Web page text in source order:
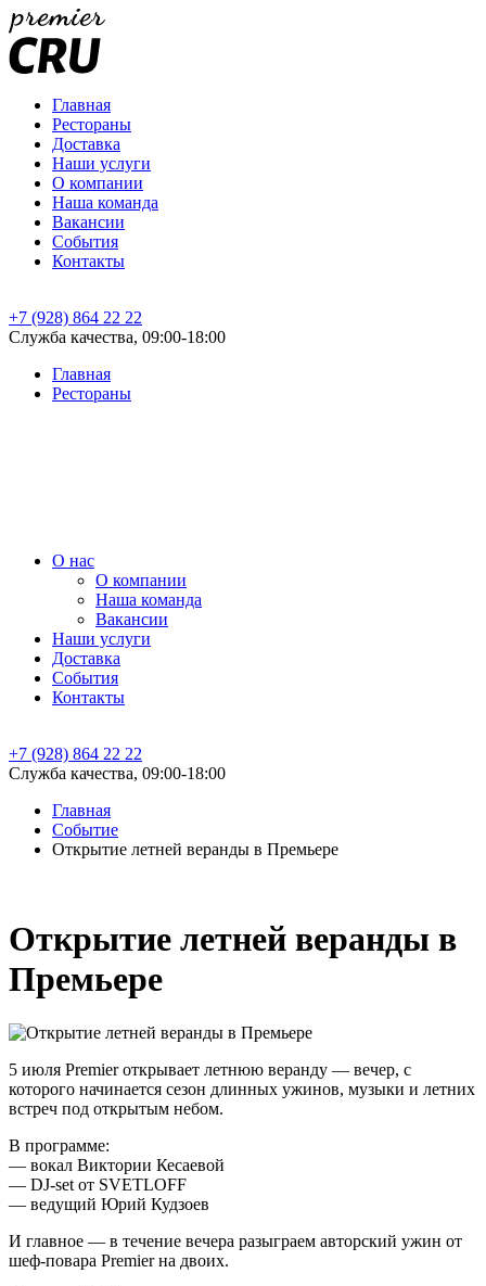
Главная
Рестораны
Доставка
Наши услуги
О компании
Наша команда
Вакансии
События
Контакты
+7 (928) 864 22 22
Служба качества, 09:00-18:00
Главная
Рестораны
О нас
О компании
Наша команда
Вакансии
Наши услуги
Доставка
События
Контакты
+7 (928) 864 22 22
Служба качества, 09:00-18:00
Главная
Событие
Открытие летней веранды в Премьере
Открытие летней веранды в
Премьере
5 июля Premier открывает летнюю веранду — вечер, с
которого начинается сезон длинных ужинов, музыки и летних
встреч под открытым небом.
В программе:
— вокал Виктории Кесаевой
— DJ-set от SVETLOFF
— ведущий Юрий Кудзоев
И главное — в течение вечера разыграем авторский ужин от
шеф-повара Premier на двоих.